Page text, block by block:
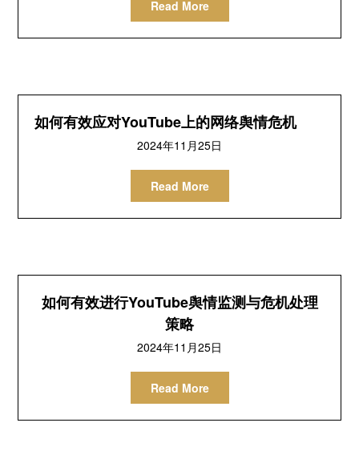
Read More
如何有效应对YouTube上的网络舆情危机
2024年11月25日
Read More
如何有效进行YouTube舆情监测与危机处理
策略
2024年11月25日
Read More